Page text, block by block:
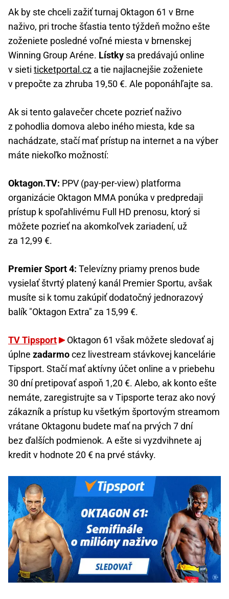
Ak by ste chceli zažiť turnaj Oktagon 61 v Brne
naživo, pri troche šťastia tento týždeň možno ešte
zoženiete posledné voľné miesta v brnenskej
Winning Group Aréne. Lístky sa predávajú online
v sieti ticketportal.cz a tie najlacnejšie zoženiete
v prepočte za zhruba 19,50 €. Ale poponáhľajte sa.
Ak si tento galavečer chcete pozrieť naživo
z pohodlia domova alebo iného miesta, kde sa
nachádzate, stačí mať prístup na internet a na výber
máte niekoľko možností:
Oktagon.TV: PPV (pay-per-view) platforma
organizácie Oktagon MMA ponúka v predpredaji
prístup k spoľahlivému Full HD prenosu, ktorý si
môžete pozrieť na akomkoľvek zariadení, už
za 12,99 €.
Premier Sport 4: Televízny priamy prenos bude
vysielať štvrtý platený kanál Premier Sportu, avšak
musíte si k tomu zakúpiť dodatočný jednorazový
balík "Oktagon Extra" za 15,99 €.
TV Tipsport
Oktagon 61 však môžete sledovať aj
úplne zadarmocez livestream stávkovej kancelárie
Tipsport. Stačí mať aktívny účet online a v priebehu
30 dní pretipovať aspoň 1,20 €. Alebo, ak konto ešte
nemáte, zaregistrujte sa v Tipsporte teraz ako nový
zákazník a prístup ku všetkým športovým streamom
vrátane Oktagonu budete mať na prvých 7 dní
bez ďalších podmienok. A ešte si vyzdvihnete aj
kredit v hodnote 20 € na prvé stávky.